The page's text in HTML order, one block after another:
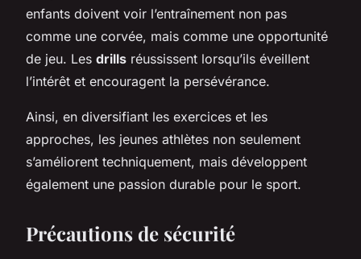
enfants doivent voir l’entraînement non pas
comme une corvée, mais comme une opportunité
de jeu. Les drills réussissent lorsqu’ils éveillent
l’intérêt et encouragent la persévérance.
Ainsi, en diversifiant les exercices et les
approches, les jeunes athlètes non seulement
s’améliorent techniquement, mais développent
également une passion durable pour le sport.
Précautions de sécurité